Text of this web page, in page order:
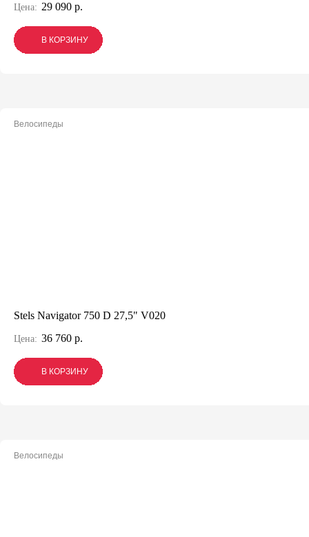
Цена: 29 090 р.
В КОРЗИНУ
В КОРЗИНУ
В КОРЗИНУ
Велосипеды
Stels Navigator 750 D 27,5" V020
Цена: 36 760 р.
В КОРЗИНУ
В КОРЗИНУ
В КОРЗИНУ
Велосипеды